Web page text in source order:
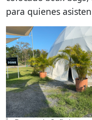
para quienes